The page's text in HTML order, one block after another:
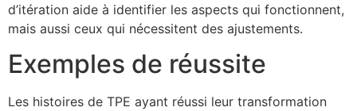
d’itération aide à identifier les aspects qui fonctionnent,
mais aussi ceux qui nécessitent des ajustements.
Exemples de réussite
Les histoires de TPE ayant réussi leur transformation